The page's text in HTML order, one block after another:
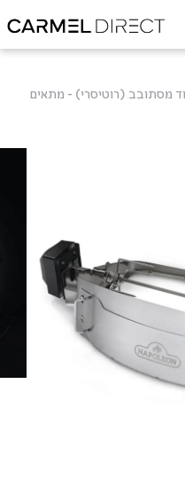
מסתובב (רוטיסרי) - מתאים